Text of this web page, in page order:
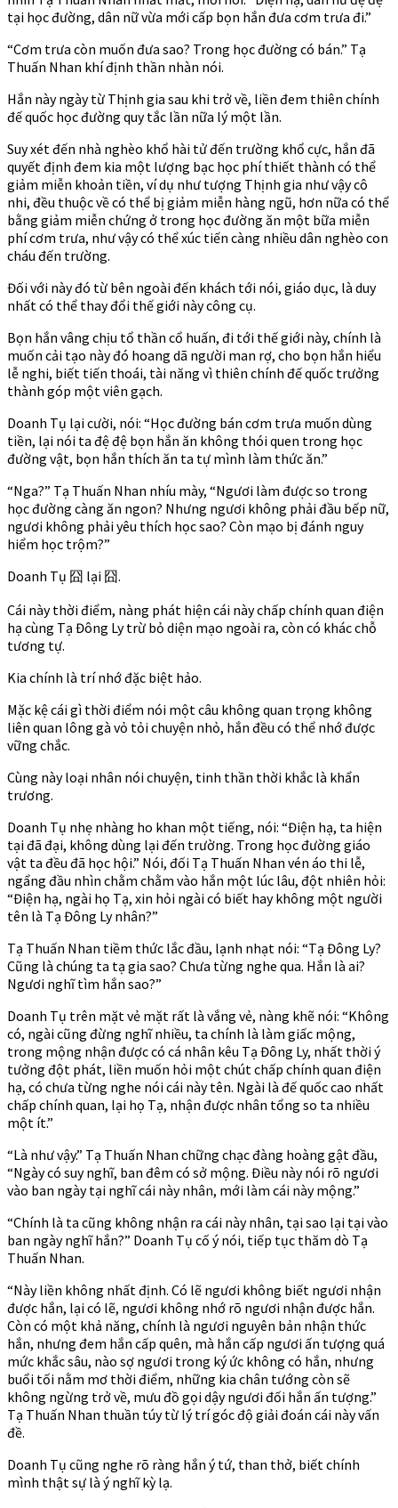
tại học đường, dân nữ vừa mới cấp bọn hắn đưa cơm trưa đi.”
“Cơm trưa còn muốn đưa sao? Trong học đường có bán.” Tạ
Thuấn Nhan khí định thần nhàn nói.
Hắn này ngày từ Thịnh gia sau khi trở về, liền đem thiên chính
đế quốc học đường quy tắc lần nữa lý một lần.
Suy xét đến nhà nghèo khổ hài tử đến trường khổ cực, hắn đã
quyết định đem kia một lượng bạc học phí thiết thành có thể
giảm miễn khoản tiền, ví dụ như tượng Thịnh gia như vậy cô
nhi, đều thuộc về có thể bị giảm miễn hàng ngũ, hơn nữa có thể
bằng giảm miễn chứng ở trong học đường ăn một bữa miễn
phí cơm trưa, như vậy có thể xúc tiến càng nhiều dân nghèo con
cháu đến trường.
Đối với này đó từ bên ngoài đến khách tới nói, giáo dục, là duy
nhất có thể thay đổi thế giới này công cụ.
Bọn hắn vâng chịu tổ thần cổ huấn, đi tới thế giới này, chính là
muốn cải tạo này đó hoang dã người man rợ, cho bọn hắn hiểu
lễ nghi, biết tiến thoái, tài năng vì thiên chính đế quốc trưởng
thành góp một viên gạch.
Doanh Tụ lại cười, nói: “Học đường bán cơm trưa muốn dùng
tiền, lại nói ta đệ đệ bọn hắn ăn không thói quen trong học
đường vật, bọn hắn thích ăn ta tự mình làm thức ăn.”
“Nga?” Tạ Thuấn Nhan nhíu mày, “Ngươi làm được so trong
học đường càng ăn ngon? Nhưng ngươi không phải đầu bếp nữ,
ngươi không phải yêu thích học sao? Còn mạo bị đánh nguy
hiểm học trộm?”
Doanh Tụ 囧 lại 囧.
Cái này thời điểm, nàng phát hiện cái này chấp chính quan điện
hạ cùng Tạ Đông Ly trừ bỏ diện mạo ngoài ra, còn có khác chỗ
tương tự.
Kia chính là trí nhớ đặc biệt hảo.
Mặc kệ cái gì thời điểm nói một câu không quan trọng không
liên quan lông gà vỏ tỏi chuyện nhỏ, hắn đều có thể nhớ được
vững chắc.
Cùng này loại nhân nói chuyện, tinh thần thời khắc là khẩn
trương.
Doanh Tụ nhẹ nhàng ho khan một tiếng, nói: “Điện hạ, ta hiện
tại đã đại, không dùng lại đến trường. Trong học đường giáo
vật ta đều đã học hội.” Nói, đối Tạ Thuấn Nhan vén áo thi lễ,
ngẩng đầu nhìn chằm chằm vào hắn một lúc lâu, đột nhiên hỏi:
“Điện hạ, ngài họ Tạ, xin hỏi ngài có biết hay không một người
tên là Tạ Đông Ly nhân?”
Tạ Thuấn Nhan tiềm thức lắc đầu, lạnh nhạt nói: “Tạ Đông Ly?
Cũng là chúng ta tạ gia sao? Chưa từng nghe qua. Hắn là ai?
Ngươi nghĩ tìm hắn sao?”
Doanh Tụ trên mặt vẻ mặt rất là vắng vẻ, nàng khẽ nói: “Không
có, ngài cũng đừng nghĩ nhiều, ta chính là làm giấc mộng,
trong mộng nhận được có cá nhân kêu Tạ Đông Ly, nhất thời ý
tưởng đột phát, liền muốn hỏi một chút chấp chính quan điện
hạ, có chưa từng nghe nói cái này tên. Ngài là đế quốc cao nhất
chấp chính quan, lại họ Tạ, nhận được nhân tổng so ta nhiều
một ít.”
“Là như vậy.” Tạ Thuấn Nhan chững chạc đàng hoàng gật đầu,
“Ngày có suy nghĩ, ban đêm có sở mộng. Điều này nói rõ ngươi
vào ban ngày tại nghĩ cái này nhân, mới làm cái này mộng.”
“Chính là ta cũng không nhận ra cái này nhân, tại sao lại tại vào
ban ngày nghĩ hắn?” Doanh Tụ cố ý nói, tiếp tục thăm dò Tạ
Thuấn Nhan.
“Này liền không nhất định. Có lẽ ngươi không biết ngươi nhận
được hắn, lại có lẽ, ngươi không nhớ rõ ngươi nhận được hắn.
Còn có một khả năng, chính là ngươi nguyên bản nhận thức
hắn, nhưng đem hắn cấp quên, mà hắn cấp ngươi ấn tượng quá
mức khắc sâu, nào sợ ngươi trong ký ức không có hắn, nhưng
buổi tối nằm mơ thời điểm, những kia chân tướng còn sẽ
không ngừng trở về, mưu đồ gọi dậy ngươi đối hắn ấn tượng.”
Tạ Thuấn Nhan thuần túy từ lý trí góc độ giải đoán cái này vấn
đề.
Doanh Tụ cũng nghe rõ ràng hắn ý tứ, than thở, biết chính
mình thật sự là ý nghĩ kỳ lạ.